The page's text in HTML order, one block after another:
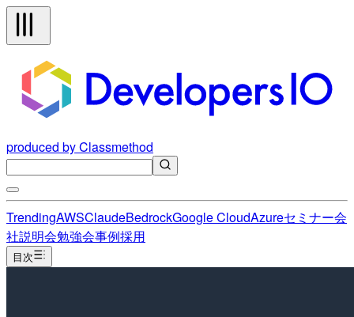
produced by Classmethod
TrendingAWSClaudeBedrockGoogle CloudAzureセミナー会
社説明会勉強会事例採用
目次